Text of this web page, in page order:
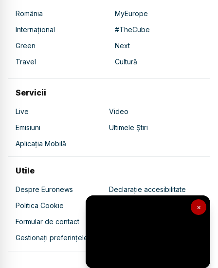
×
România
MyEurope
Internațional
#TheCube
Green
Next
Travel
Cultură
Servicii
Live
Video
Emisiuni
Ultimele Știri
Aplicația Mobilă
Utile
Despre Euronews
Declarație accesibilitate
Politica Cookie
Politica de confidențialitate
Formular de contact
Gestionați preferințele